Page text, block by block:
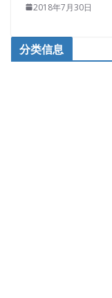
2018年7月30日
分类信息